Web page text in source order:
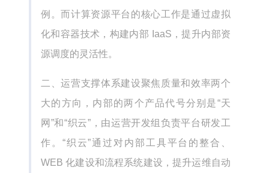
例。而计算资源平台的核心工作是通过虚拟
化和容器技术，构建内部 IaaS，提升内部资
源调度的灵活性。
二、运营支撑体系建设聚焦质量和效率两个
大的方向，内部的两个产品代号分别是“天
网”和“织云”，由运营开发组负责平台研发工
作。“织云”通过对内部工具平台的整合、
WEB 化建设和流程系统建设，提升运维自动